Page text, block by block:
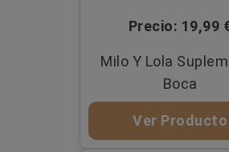
Precio: 19,99
Milo Y Lola
Boca
Ver Producto